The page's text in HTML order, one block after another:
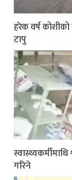
हरेक वर्ष कोशीको
टापु
गरिने